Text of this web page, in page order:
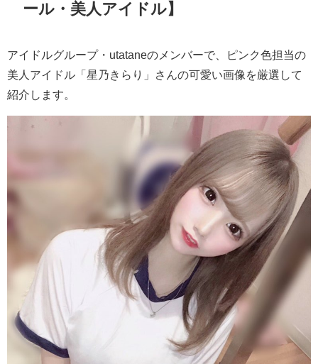
ール・美人アイドル】
アイドルグループ・utataneのメンバーで、ピンク色担当の
美人アイドル「星乃きらり」さんの可愛い画像を厳選して
紹介します。